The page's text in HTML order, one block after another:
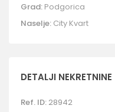
Grad: Podgorica
Naselje: City Kvart
DETALJI NEKRETNINE
Ref. ID: 28942